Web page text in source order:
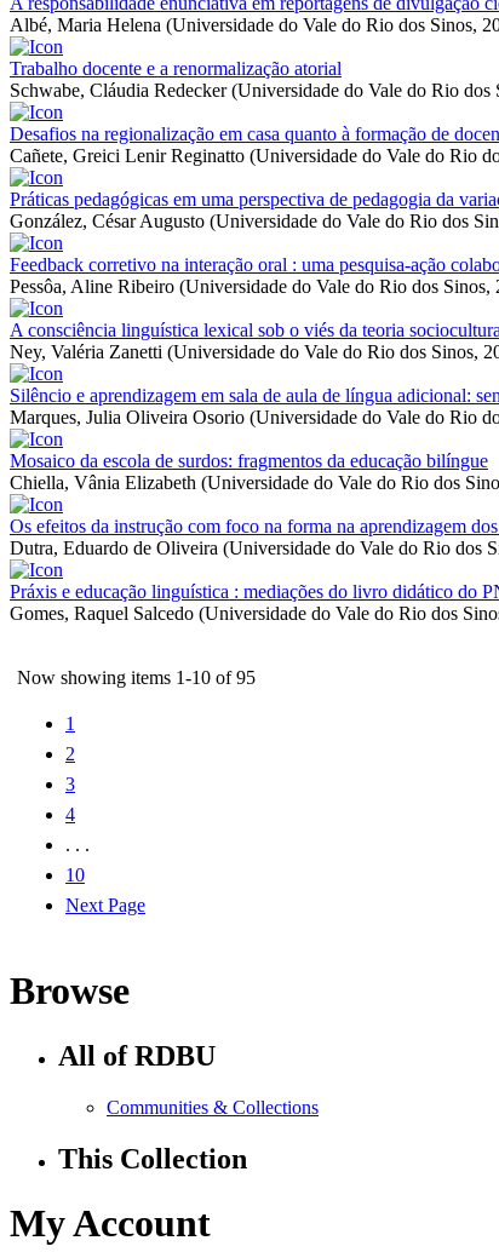
Albé, Maria Helena (Universidade do Vale do Rio dos Sinos,
Trabalho docente e a renormalização atorial
Schwabe, Cláudia Redecker (Universidade do Vale do Rio dos
Desafios na regionalização em casa quanto à formação de
Cañete, Greici Lenir Reginatto (Universidade do Vale do Rio
Práticas pedagógicas em uma perspectiva de pedagogia da
González, César Augusto (Universidade do Vale do Rio dos
Feedback corretivo na interação oral : uma pesquisa-ação
Pessôa, Aline Ribeiro (Universidade do Vale do Rio dos Sinos,
A consciência linguística lexical sob o viés da teoria
Ney, Valéria Zanetti (Universidade do Vale do Rio dos Sinos,
Silêncio e aprendizagem em sala de aula de língua adicional:
Marques, Julia Oliveira Osorio (Universidade do Vale do Rio
Mosaico da escola de surdos: fragmentos da educação bilíngue
Chiella, Vânia Elizabeth (Universidade do Vale do Rio dos
Os efeitos da instrução com foco na forma na aprendizagem
Dutra, Eduardo de Oliveira (Universidade do Vale do Rio dos
Práxis e educação linguística : mediações do livro didático do
Gomes, Raquel Salcedo (Universidade do Vale do Rio dos
Now showing items 1-10 of 95
1
2
3
4
. . .
10
Next Page
Browse
All of RDBU
Communities & Collections
This Collection
My Account